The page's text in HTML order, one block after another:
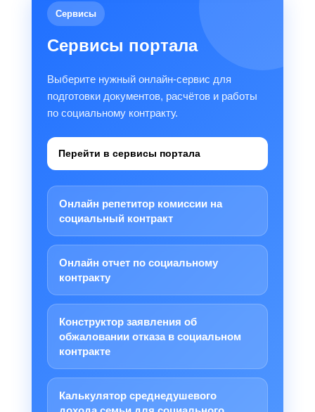
Сервисы
Сервисы портала
Выберите нужный онлайн-сервис для
подготовки документов, расчётов и работы
по социальному контракту.
Перейти в сервисы портала
Онлайн репетитор комиссии на
социальный контракт
Онлайн отчет по социальному
контракту
Конструктор заявления об
обжаловании отказа в социальном
контракте
Калькулятор среднедушевого